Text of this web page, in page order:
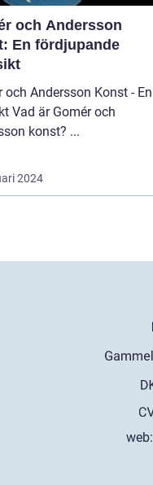
och Andersson
En fördjupande
och Andersson Konst - En
och
Andersson konst? ...
2024
web: